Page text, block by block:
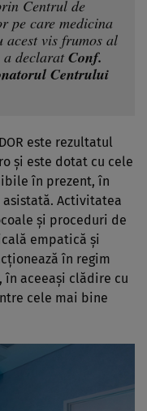
Centrul de
pe care medicina
vis frumos al
declarat Conf.
Centrului
este rezultatul
și este dotat cu cele
în prezent, în
Activitatea
și proceduri de
empatică și
în regim
aceeași clădire cu
cele mai bine